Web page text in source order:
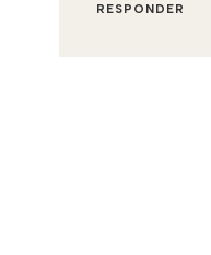
RESPONDER